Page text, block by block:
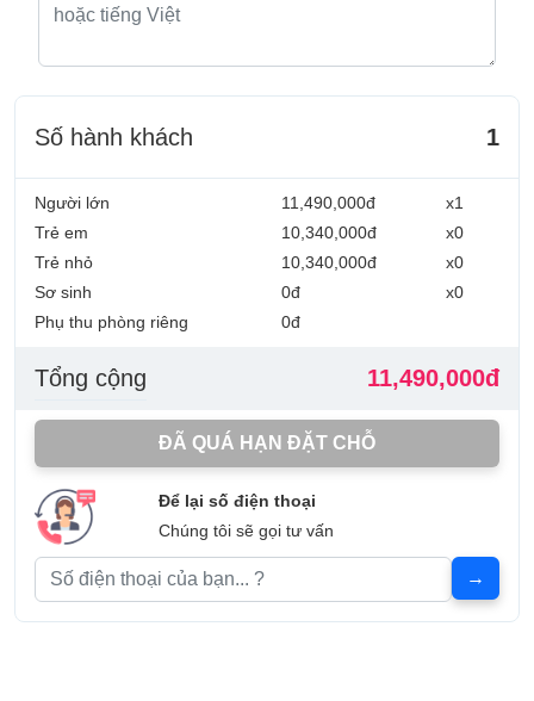
Số hành khách 1
Người lớn
Trẻ em
Trẻ nhỏ
Sơ sinh
Phụ thu phòng riêng
11,490,000đ
10,340,000đ
10,340,000đ
0đ
0đ
x1
x0
x0
x0
Tổng cộng 11,490,000đ
ĐÃ QUÁ HẠN ĐẶT CHỖ
Để lại số điện thoại
Chúng tôi sẽ gọi tư vấn